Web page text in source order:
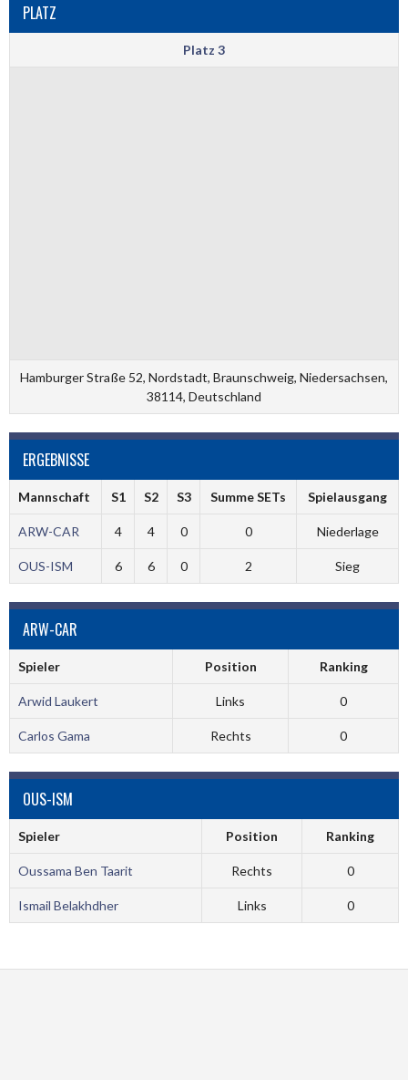
PLATZ
Platz 3
Hamburger Straße 52, Nordstadt, Braunschweig, Niedersachsen,
38114, Deutschland
ERGEBNISSE
Mannschaft S1 S2 S3 Summe SETs Spielausgang
ARW-CAR 4 4 0 0 Niederlage
OUS-ISM 6 6 0 2 Sieg
ARW-CAR
Spieler Position Ranking
Arwid Laukert Links 0
Carlos Gama Rechts 0
OUS-ISM
Spieler Position Ranking
Oussama Ben Taarit Rechts 0
Ismail Belakhdher Links 0